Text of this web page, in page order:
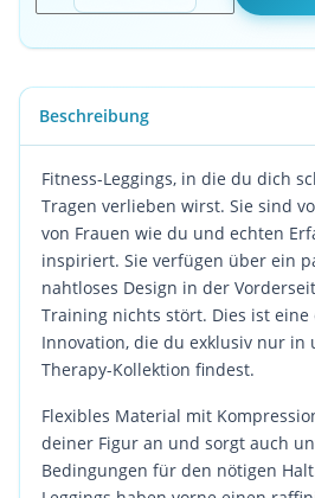
Beschreibung
Fitness-Leggings, in die du dich
Tragen verlieben wirst. Sie sind
von Frauen wie du und echten
inspiriert. Sie verfügen über ein
nahtloses Design in der
Training nichts stört. Dies ist eine
Innovation, die du exklusiv nur in
Therapy-Kollektion findest.
Flexibles Material mit
deiner Figur an und sorgt auch
Bedingungen für den nötigen